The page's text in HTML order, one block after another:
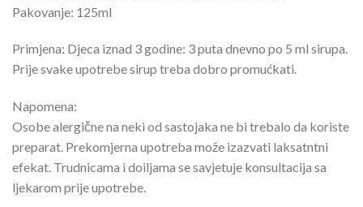
Pakovanje: 125ml
Primjena: Djeca iznad 3 godine: 3 puta dnevno po 5 ml sirupa.
Prije svake upotrebe sirup treba dobro promućkati.
Napomena:
Osobe alergične na neki od sastojaka ne bi trebalo da koriste
preparat. Prekomjerna upotreba može izazvati laksatntni
efekat. Trudnicama i doiljama se savjetuje konsultacija sa
ljekarom prije upotrebe.